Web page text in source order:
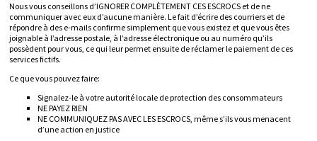
Nous vous conseillons d’IGNORER COMPLÈTEMENT CES ESCROCS et de ne
communiquer avec eux d’aucune manière. Le fait d’écrire des courriers et de
répondre à des e-mails confirme simplement que vous existez et que vous êtes
joignable à l’adresse postale, à l’adresse électronique ou au numéro qu’ils
possèdent pour vous, ce qui leur permet ensuite de réclamer le paiement de ces
services fictifs.
Ce que vous pouvez faire:
Signalez-le à votre autorité locale de protection des consommateurs
NE PAYEZ RIEN
NE COMMUNIQUEZ PAS AVEC LES ESCROCS, même s’ils vous menacent
d’une action en justice